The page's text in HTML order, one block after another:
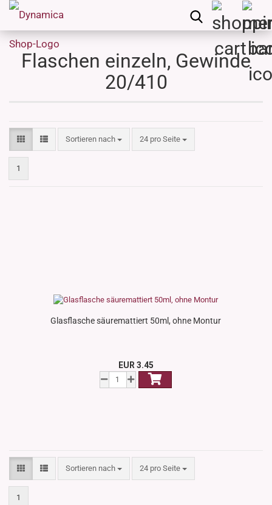
Flaschen einzeln, Gewinde
20/410
Sortieren nach
Sortieren nach 24 pro Seite
pro Seite
1
Glasflasche säuremattiert 50ml, ohne Montur
EUR 3.45
Sortieren nach
Sortieren nach 24 pro Seite
pro Seite
1